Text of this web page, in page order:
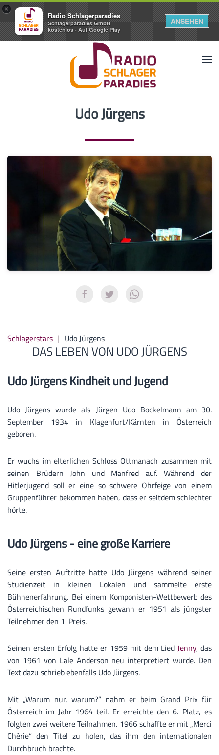
×
Radio Schlagerparadies
Schlagerparadies GmbH
kostenlos - Auf Google Play
ANSEHEN
Udo Jürgens
Schlagerstars Udo Jürgens
DAS LEBEN VON UDO JÜRGENS
Udo Jürgens Kindheit und Jugend
Udo Jürgens wurde als Jürgen Udo Bockelmann am 30.
September 1934 in Klagenfurt/Kärnten in Österreich
geboren.
Er wuchs im elterlichen Schloss Ottmanach zusammen mit
seinen Brüdern John und Manfred auf. Während der
Hitlerjugend soll er eine so schwere Ohrfeige von einem
Gruppenführer bekommen haben, dass er seitdem schlechter
hörte.
Udo Jürgens - eine große Karriere
Seine ersten Auftritte hatte Udo Jürgens während seiner
Studienzeit in kleinen Lokalen und sammelte erste
Bühnenerfahrung. Bei einem Komponisten-Wettbewerb des
Österreichischen Rundfunks gewann er 1951 als jüngster
Teilnehmer den 1. Preis.
Seinen ersten Erfolg hatte er 1959 mit dem Lied Jenny, das
von 1961 von Lale Anderson neu interpretiert wurde. Den
Text dazu schrieb ebenfalls Udo Jürgens.
Mit „Warum nur, warum?“ nahm er beim Grand Prix für
Österreich im Jahr 1964 teil. Er erreichte den 6. Platz, es
folgten zwei weitere Teilnahmen. 1966 schaffte er mit „Merci
Chérie“ den Titel zu holen, das ihm den internationalen
Durchbruch brachte.